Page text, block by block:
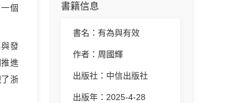
個
發
進
浙
書籍信息
書名：有為與有效
作者：周國輝
出版社：中信出版社
出版年：2025-4-28